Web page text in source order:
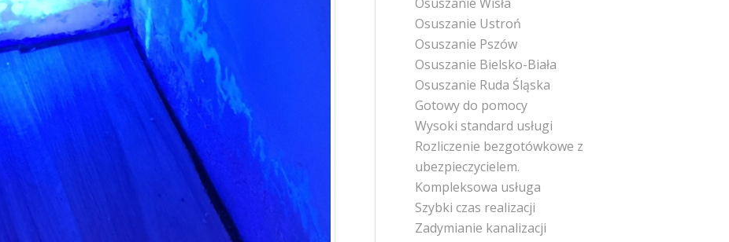
Osuszanie Ustroń
Osuszanie Pszów
Osuszanie Bielsko-Biała
Osuszanie Ruda Śląska
Gotowy do pomocy
Wysoki standard usługi
Rozliczenie bezgotówkowe z
ubezpieczycielem.
Kompleksowa usługa
Szybki czas realizacji
Zadymianie kanalizacji